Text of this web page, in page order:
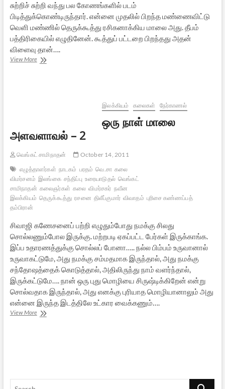
சுற்றிச் சுற்றி வந்து பல கோணங்களில் படம்
பிடித்துக்கொண்டிருந்தார். என்னை முதலில் பிறந்த மண்ணைவிட்டு
வெளி மண்ணில் தெருக்கூத்து ரசிகனாக்கிய மாலை அது. தீபம்
பத்திரிகையில் எழுதினேன். கூத்துப் பட்டறை பிறந்தது அதன்
விளைவு தான்….
View Moreஇன்றைய
இலக்கியம் கலைகள் நேர்காணல்
ஒரு நாள் மாலை
அளவளாவல் – 2
வெங்கட் சாமிநாதன்
October 14, 2011
எழுத்தாளர்கள் நாடகம் பரதம் வெ.சா கலை
விமர்சனம் இலங்கை சந்திப்பு உரையாடுதல் வெங்கட்
சாமிநாதன் கலைஞர்கள் கலை விமர்சகர் நவீன
இலக்கியம் தெருக்கூத்து ரசனை திலீப்குமார் விவாதம் புரிசை கண்ணப்பத்
தம்பிரான்
சிவாஜி கணேசனைப் பற்றி எழுதும்போது நமக்கு சிலது
சொல்லணும்போல இருக்கு. மற்றபடி ஏகப்பட்ட பேர்கள் இருக்காங்க.
இப்ப உதாரணத்துக்கு சொல்லப் போனா….. நல்ல பிம்பம் உருவானால்
உருவாகட்டுமே, அது நமக்கு சம்மதமாக இருந்தால், அது நமக்கு
சந்தோஷத்தைக் கொடுத்தால், அதிலிருந்து நாம் வளர்ந்தால்,
இருக்கட்டுமே…. நான் ஒரு புது மொழியை சிருஷ்டிக்கிறேன் என்று
சொல்வதாக இருந்தால், அது எனக்கு புரியாத மொழியானாலும் அது
என்னை இருந்த இடத்திலே உட்கார வைக்கணும்….
View Moreஒரு
Search